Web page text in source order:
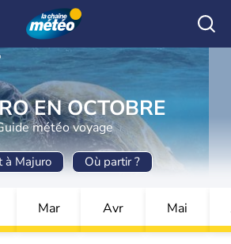
EN OCTOBRE
météo voyage
à Majuro Où partir ?
Mar Avr Mai